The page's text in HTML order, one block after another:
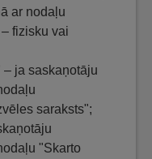
ar nodaļu
fizisku vai
– ja saskaņotāju
saraksts";
"Skarto